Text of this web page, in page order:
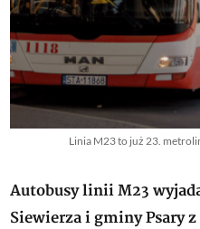
Linia M23 to już 23.
Autobusy linii M23
Siewierza i gminy Psary